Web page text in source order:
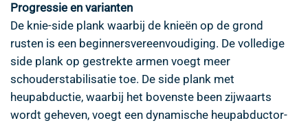
Progressie en varianten
De knie-side plank waarbij de knieën op de grond
rusten is een beginnersvereenvoudiging. De volledige
side plank op gestrekte armen voegt meer
schouderstabilisatie toe. De side plank met
heupabductie, waarbij het bovenste been zijwaarts
wordt geheven, voegt een dynamische heupabductor-